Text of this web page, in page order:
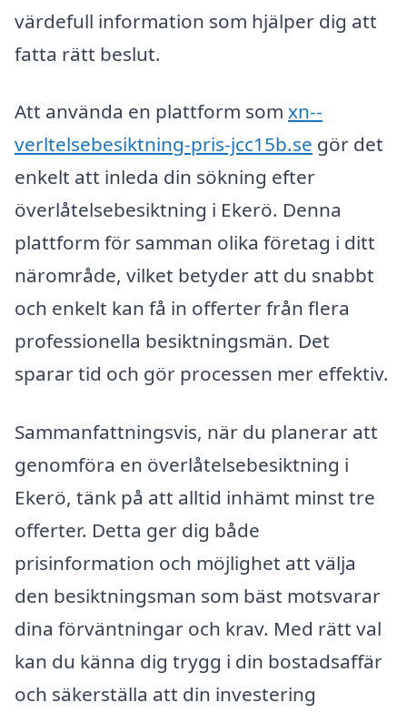
värdefull information som hjälper dig att
fatta rätt beslut.
Att använda en plattform som xn--
verltelsebesiktning-pris-jcc15b.se gör det
enkelt att inleda din sökning efter
överlåtelsebesiktning i Ekerö. Denna
plattform för samman olika företag i ditt
närområde, vilket betyder att du snabbt
och enkelt kan få in offerter från flera
professionella besiktningsmän. Det
sparar tid och gör processen mer effektiv.
Sammanfattningsvis, när du planerar att
genomföra en överlåtelsebesiktning i
Ekerö, tänk på att alltid inhämt minst tre
offerter. Detta ger dig både
prisinformation och möjlighet att välja
den besiktningsman som bäst motsvarar
dina förväntningar och krav. Med rätt val
kan du känna dig trygg i din bostadsaffär
och säkerställa att din investering